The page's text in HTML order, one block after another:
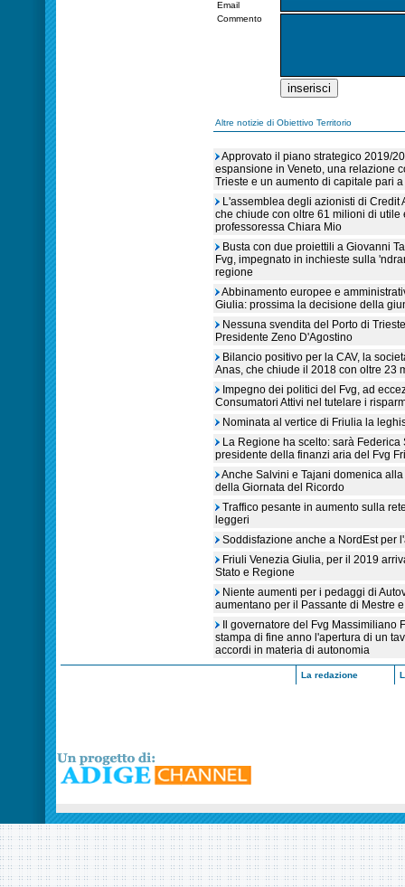
Email
Commento
Altre notizie di Obiettivo Territorio
Approvato il piano strategico 2019/
espansione in Veneto, una relazione
Trieste e un aumento di capitale pari
L'assemblea degli azionisti di
che chiude con oltre 61 milioni di
professoressa Chiara Mio
Busta con due proiettili a Giovanni
Fvg, impegnato in inchieste sulla
regione
Abbinamento europee e
Giulia: prossima la decisione della
Nessuna svendita del Porto di
Presidente Zeno D'Agostino
Bilancio positivo per la CAV, la
Anas, che chiude il 2018 con oltre 23
Impegno dei politici del Fvg, ad
Consumatori Attivi nel tutelare i
Nominata al vertice di Friulia la
La Regione ha scelto: sarà
presidente della finanzi aria del Fvg
Anche Salvini e Tajani domenica
della Giornata del Ricordo
Traffico pesante in aumento sulla
leggeri
Soddisfazione anche a NordEst per
Friuli Venezia Giulia, per il 2019
Stato e Regione
Niente aumenti per i pedaggi di
aumentano per il Passante di Mestre
Il governatore del Fvg
stampa di fine anno l'apertura di un
accordi in materia di autonomia
La redazione